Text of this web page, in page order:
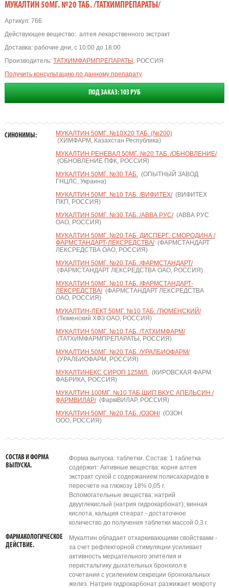
МУКАЛТИН 50МГ. №20 ТАБ. /ТАТХИМПРЕПАРАТЫ/
Артикул:766
Действующее вещество: алтея лекарственного экстракт
Доставка: рабочие дни, с 10:00 до 18:00
Производитель: ТАТХИМФАРМПРЕПАРАТЫ , РОССИЯ
Получить консультацию по данному препарату
ПОД ЗАКАЗ: 103 РУБ
СИНОНИМЫ:
МУКАЛТИН 50МГ. №10Х20 ТАБ. (№200)
(ХИМФАРМ, Казахстан Республика)
МУКАЛТИН РЕНЕВАЛ 50МГ. №20 ТАБ. /ОБНОВЛЕНИЕ/
(ОБНОВЛЕНИЕ ПФК, РОССИЯ)
МУКАЛТИН 50МГ. №30 ТАБ.(ОПЫТНЫЙ ЗАВОД
ГНЦЛС, Украина)
МУКАЛТИН 50МГ. №10 ТАБ. /ВИФИТЕХ/(ВИФИТЕХ
ПКП, РОССИЯ)
МУКАЛТИН 50МГ. №30 ТАБ. /АВВА РУС/(АВВА РУС
ОАО, РОССИЯ)
МУКАЛТИН 50МГ. №20 ТАБ. ДИСПЕРГ. СМОРОДИНА /
ФАРМСТАНДАРТ-ЛЕКСРЕДСТВА/(ФАРМСТАНДАРТ
ЛЕКСРЕДСТВА ОАО, РОССИЯ)
МУКАЛТИН 50МГ. №20 ТАБ. /ФАРМСТАНДАРТ/
(ФАРМСТАНДАРТ ЛЕКСРЕДСТВА ОАО, РОССИЯ)
МУКАЛТИН 50МГ. №10 ТАБ. /ФАРМСТАНДАРТ-
ЛЕКСРЕДСТВА/(ФАРМСТАНДАРТ ЛЕКСРЕДСТВА
ОАО, РОССИЯ)
МУКАЛТИН-ЛЕКТ 50МГ. №10 ТАБ. /ТЮМЕНСКИЙ/
(Тюменский ХФЗ ОАО, РОССИЯ)
МУКАЛТИН 50МГ. №10 ТАБ. /ТАТХИМФАРМ/
(ТАТХИМФАРМПРЕПАРАТЫ, РОССИЯ)
МУКАЛТИН 50МГ. №20 ТАБ. /УРАЛБИОФАРМ/
(УРАЛБИОФАРМ, РОССИЯ)
МУКАЛТИНЕКС СИРОП 125МЛ.(КИРОВСКАЯ ФАРМ.
ФАБРИКА, РОССИЯ)
МУКАЛТИН 100МГ. №10 ТАБ.ШИП.ВКУС АПЕЛЬСИН /
ФАРМВИЛАР/(ФармВИЛАР, РОССИЯ)
МУКАЛТИН 50МГ. №20 ТАБ. /ОЗОН/(ОЗОН
ООО, РОССИЯ)
СОСТАВ И ФОРМА
ВЫПУСКА.
Форма выпуска: таблетки. Состав: 1 таблетка
содержит: Активные вещества: корня алтея
экстракт сухой с содержанием полисахаридов в
пересчете на глюкозу 18% 0,05 г.
Вспомогательные вещества: натрий
двууглекислый (натрия гидрокарбонат), винная
кислота, кальция стеарат - достаточное
количество до получения таблетки массой 0,3 г.
ФАРМАКОЛОГИЧЕСКОЕ
ДЕЙСТВИЕ.
Мукалтин обладает отхаркивающими свойствами -
за счет рефлекторной стимуляции усиливает
активность мерцательного эпителия и
перистальтику дыхательных бронхиол в
сочетании с усилением секреции бронхиальных
желез. Натрия гидрокарбонат разжижает мокроту